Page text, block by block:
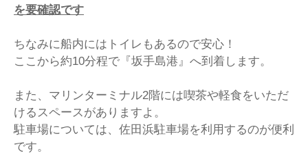
を要確認です
ちなみに船内にはトイレもあるので安心！
ここから約10分程で『坂手島港』へ到着します。
また、マリンターミナル2階には喫茶や軽食をいただ
けるスペースがありますよ。
駐車場については、 佐田浜駐車場を利用するのが便利
です。